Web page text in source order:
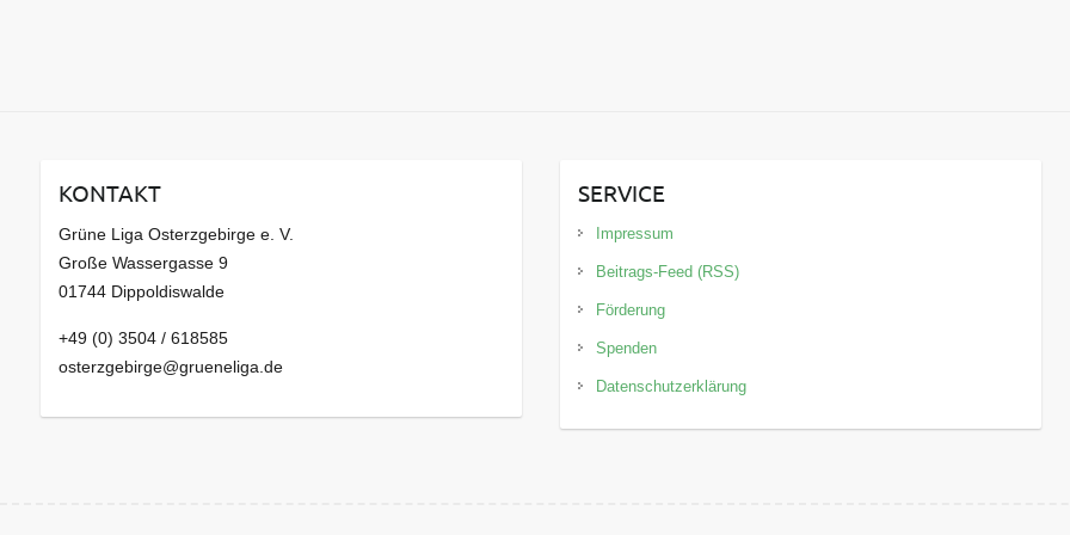
KONTAKT
Grüne Liga Osterzgebirge e. V.
Große Wassergasse 9
01744 Dippoldiswalde
+49 (0) 3504 / 618585
osterzgebirge@grueneliga.de
SERVICE
Impressum
Beitrags-Feed (RSS)
Förderung
Spenden
Datenschutzerklärung